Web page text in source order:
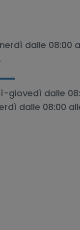
dalle 08:00
dalle
dalle 08:00